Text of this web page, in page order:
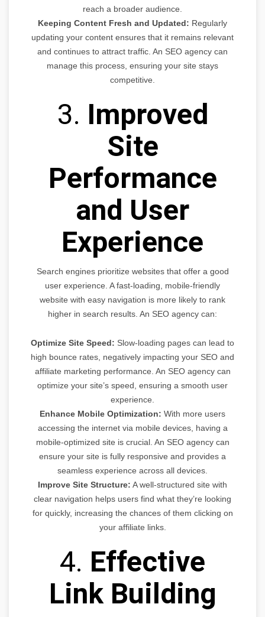
reach a broader audience.
Keeping Content Fresh and Updated: Regularly
updating your content ensures that it remains relevant
and continues to attract traffic. An SEO agency can
manage this process, ensuring your site stays
competitive.
3. Improved
Site
Performance
and User
Experience
Search engines prioritize websites that offer a good
user experience. A fast-loading, mobile-friendly
website with easy navigation is more likely to rank
higher in search results. An SEO agency can:
Optimize Site Speed: Slow-loading pages can lead to
high bounce rates, negatively impacting your SEO and
affiliate marketing performance. An SEO agency can
optimize your site’s speed, ensuring a smooth user
experience.
Enhance Mobile Optimization: With more users
accessing the internet via mobile devices, having a
mobile-optimized site is crucial. An SEO agency can
ensure your site is fully responsive and provides a
seamless experience across all devices.
Improve Site Structure: A well-structured site with
clear navigation helps users find what they’re looking
for quickly, increasing the chances of them clicking on
your affiliate links.
4. Effective
Link Building